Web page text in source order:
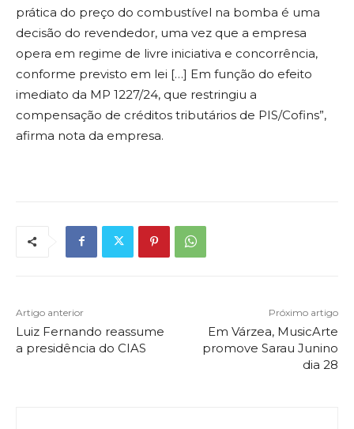
prática do preço do combustível na bomba é uma
decisão do revendedor, uma vez que a empresa
opera em regime de livre iniciativa e concorrência,
conforme previsto em lei […] Em função do efeito
imediato da MP 1227/24, que restringiu a
compensação de créditos tributários de PIS/Cofins”,
afirma nota da empresa.
Artigo anterior
Luiz Fernando reassume
a presidência do CIAS
Próximo artigo
Em Várzea, MusicArte
promove Sarau Junino
dia 28